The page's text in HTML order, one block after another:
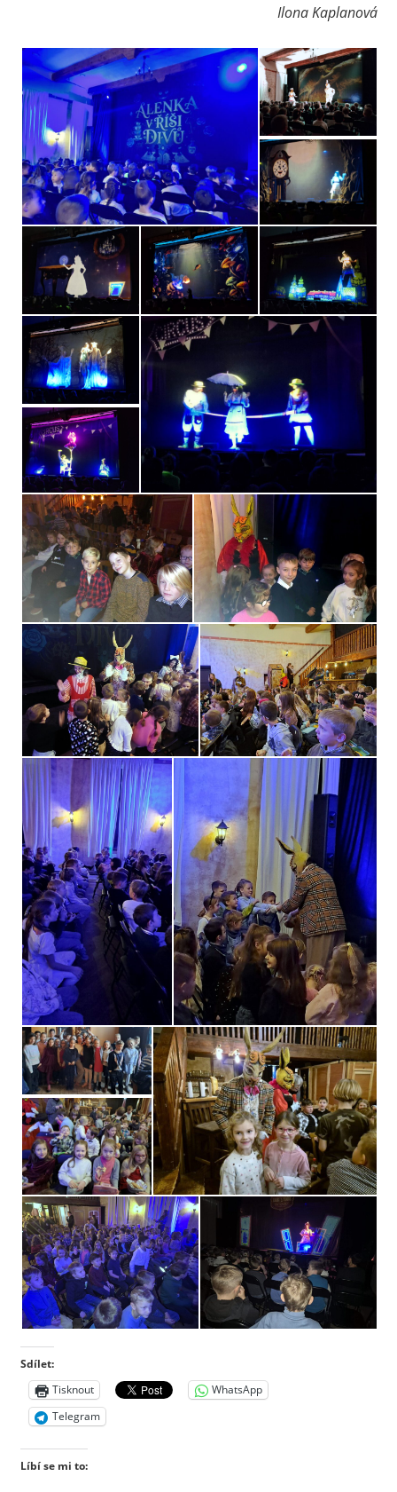
Ilona Kaplanová
Sdílet:
Tisknout
WhatsApp
Telegram
Líbí se mi to: